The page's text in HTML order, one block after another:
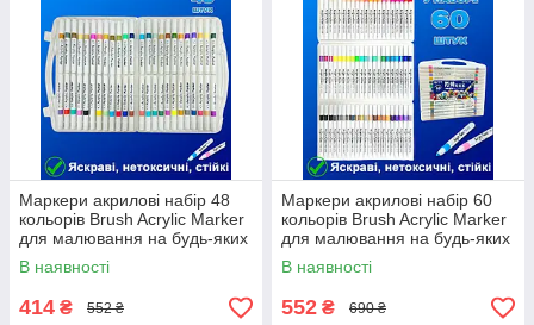
Маркери акрилові набір 48
кольорів Brush Acrylic Marker
для малювання на будь-яких
поверхнях
В наявності
414 ₴ 552 ₴
Маркери акрилові набір 60
кольорів Brush Acrylic Marker
для малювання на будь-яких
поверхнях
В наявності
552 ₴ 690 ₴